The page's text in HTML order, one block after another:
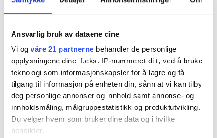
Ansvarlig bruk av dataene dine
Vi og våre 21 partnerne behandler de personlige
opplysningene dine, f.eks. IP-nummeret ditt, ved å bruke
teknologi som informasjonskapsler for å lagre og få
tilgang til informasjon på enheten din, sånn at vi kan tilby
deg personlige annonser og innhold samt annonse- og
innholdsmåling, målgruppestatistikk og produktutvikling.
Du velger hvem som bruker dine data og i hvilke
hensikter.
truet av innsatte/domfelte. To av tre har opplevd, eller
selvmord eller forsøkt å gjøre det.
– Dette er noe vi tar på alvor og det er et klart behov
for også å se på de ansattes psykiske helse for å bedre
arbeidsmiljøet. Det er mange som forlater etaten og vi
må sørge for gode arbeidsmiljøer og tiltak for å
beholde folk, sier han.
I dag er det rundt 5500 ansatte i kriminalomsorgen.